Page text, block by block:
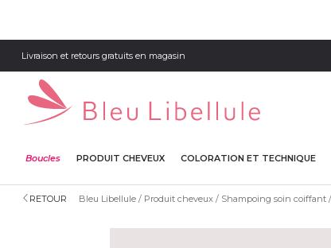
Livraison et retours gratuits en magasin
Boucles PRODUIT CHEVEUX COLORATION ET TECHNIQUE
RETOUR Bleu Libellule Produit cheveux Shampoing soin coiffant